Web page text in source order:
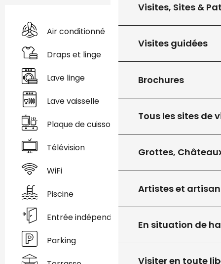
Visites, Sites &
Visites guidées
Brochures
Tous les sites de
Grottes,
Artistes et
En situation de
Visiter en toute
Air conditionné
Draps et linge
Lave linge
Lave vaisselle
Plaque de cuisson
Télévision
WiFi
Piscine
Entrée indépendante
Parking